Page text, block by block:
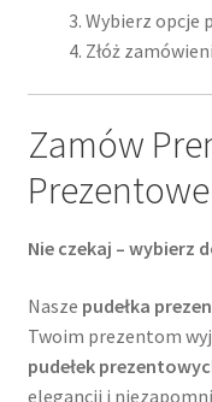
Wybierz opcje
Złóż
Zamów
Nie czekaj – wybierz
Nasze pudełka
Twoim prezentom
pudełek
elegancji i